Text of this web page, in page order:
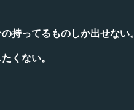
持ってるものしか出せない。
くない。